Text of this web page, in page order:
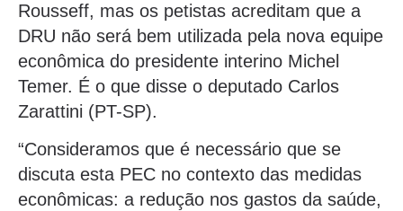
Rousseff, mas os petistas acreditam que a
DRU não será bem utilizada pela nova equipe
econômica do presidente interino Michel
Temer. É o que disse o deputado Carlos
Zarattini (PT-SP).
“Consideramos que é necessário que se
discuta esta PEC no contexto das medidas
econômicas: a redução nos gastos da saúde,